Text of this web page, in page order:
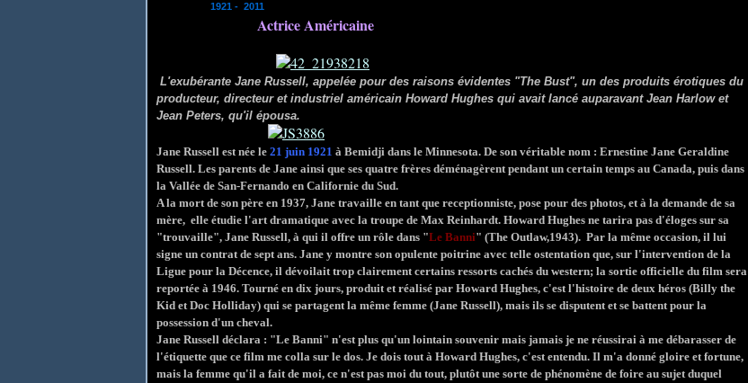
1921 - 2011
Actrice Américaine
L'exubérante Jane Russell, appelée pour des raisons évidentes "The Bust", un des produits érotiques du
producteur, directeur et industriel américain Howard Hughes qui avait lancé auparavant Jean Harlow et
Jean Peters, qu'il épousa.
Jane Russell est née le 21 juin 1921 à Bemidji dans le Minnesota. De son véritable nom : Ernestine Jane Geraldine
Russell. Les parents de Jane ainsi que ses quatre frères déménagèrent pendant un certain temps au Canada, puis dans
la Vallée de San-Fernando en Californie du Sud.
A la mort de son père en 1937, Jane travaille en tant que receptionniste, pose pour des photos, et à la demande de sa
mère, elle étudie l'art dramatique avec la troupe de Max Reinhardt. Howard Hughes ne tarira pas d'éloges sur sa
"trouvaille", Jane Russell, à qui il offre un rôle dans "Le Banni" (The Outlaw,1943). Par la même occasion, il lui
signe un contrat de sept ans. Jane y montre son opulente poitrine avec telle ostentation que, sur l'intervention de la
Ligue pour la Décence, il dévoilait trop clairement certains ressorts cachés du western; la sortie officielle du film sera
reportée à 1946. Tourné en dix jours, produit et réalisé par Howard Hughes, c'est l'histoire de deux héros (Billy the
Kid et Doc Holliday) qui se partagent la même femme (Jane Russell), mais ils se disputent et se battent pour la
possession d'un cheval.
Jane Russell déclara : "Le Banni" n'est plus qu'un lointain souvenir mais jamais je ne réussirai à me débarasser de
l'étiquette que ce film me colla sur le dos. Je dois tout à Howard Hughes, c'est entendu. Il m'a donné gloire et fortune,
mais la femme qu'il a fait de moi, ce n'est pas moi du tout, plutôt une sorte de phénomène de foire au sujet duquel